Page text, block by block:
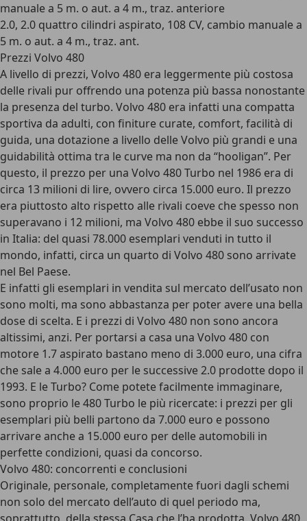
manuale a 5 m. o aut. a 4 m., traz. anteriore
2.0, 2.0 quattro cilindri aspirato, 108 CV, cambio manuale a
5 m. o aut. a 4 m., traz. ant.
Prezzi Volvo 480
A livello di prezzi, Volvo 480 era leggermente più costosa
delle rivali pur offrendo una potenza più bassa nonostante
la presenza del turbo. Volvo 480 era infatti una compatta
sportiva da adulti, con finiture curate, comfort, facilità di
guida, una dotazione a livello delle Volvo più grandi e una
guidabilità ottima tra le curve ma non da “hooligan”. Per
questo, il prezzo per una Volvo 480 Turbo nel 1986 era di
circa 13 milioni di lire, ovvero circa 15.000 euro. Il prezzo
era piuttosto alto rispetto alle rivali coeve che spesso non
superavano i 12 milioni, ma Volvo 480 ebbe il suo successo
in Italia: del quasi 78.000 esemplari venduti in tutto il
mondo, infatti, circa un quarto di Volvo 480 sono arrivate
nel Bel Paese.
E infatti gli esemplari in vendita sul mercato dell’usato non
sono molti, ma sono abbastanza per poter avere una bella
dose di scelta. E i prezzi di Volvo 480 non sono ancora
altissimi, anzi. Per portarsi a casa una Volvo 480 con
motore 1.7 aspirato bastano meno di 3.000 euro, una cifra
che sale a 4.000 euro per le successive 2.0 prodotte dopo il
1993. E le Turbo? Come potete facilmente immaginare,
sono proprio le 480 Turbo le più ricercate: i prezzi per gli
esemplari più belli partono da 7.000 euro e possono
arrivare anche a 15.000 euro per delle automobili in
perfette condizioni, quasi da concorso.
Volvo 480: concorrenti e conclusioni
Originale, personale, completamente fuori dagli schemi
non solo del mercato dell’auto di quel periodo ma,